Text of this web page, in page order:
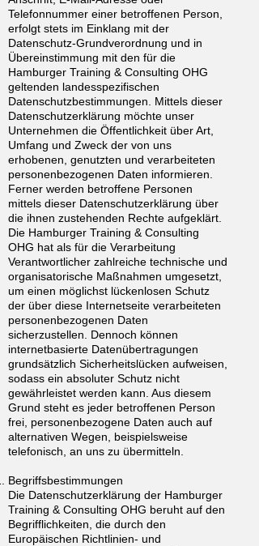
Telefonnummer einer betroffenen Person,
erfolgt stets im Einklang mit der
Datenschutz-Grundverordnung und in
Übereinstimmung mit den für die
Hamburger Training & Consulting OHG
geltenden landesspezifischen
Datenschutzbestimmungen. Mittels dieser
Datenschutzerklärung möchte unser
Unternehmen die Öffentlichkeit über Art,
Umfang und Zweck der von uns
erhobenen, genutzten und verarbeiteten
personenbezogenen Daten informieren.
Ferner werden betroffene Personen
mittels dieser Datenschutzerklärung über
die ihnen zustehenden Rechte aufgeklärt.
Die Hamburger Training & Consulting
OHG hat als für die Verarbeitung
Verantwortlicher zahlreiche technische und
organisatorische Maßnahmen umgesetzt,
um einen möglichst lückenlosen Schutz
der über diese Internetseite verarbeiteten
personenbezogenen Daten
sicherzustellen. Dennoch können
internetbasierte Datenübertragungen
grundsätzlich Sicherheitslücken aufweisen,
sodass ein absoluter Schutz nicht
gewährleistet werden kann. Aus diesem
Grund steht es jeder betroffenen Person
frei, personenbezogene Daten auch auf
alternativen Wegen, beispielsweise
telefonisch, an uns zu übermitteln.
Begriffsbestimmungen
Die Datenschutzerklärung der Hamburger
Training & Consulting OHG beruht auf den
Begrifflichkeiten, die durch den
Europäischen Richtlinien- und